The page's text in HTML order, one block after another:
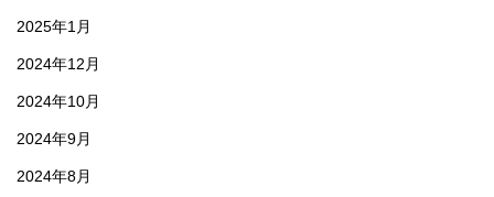
2025年1月
2024年12月
2024年10月
2024年9月
2024年8月